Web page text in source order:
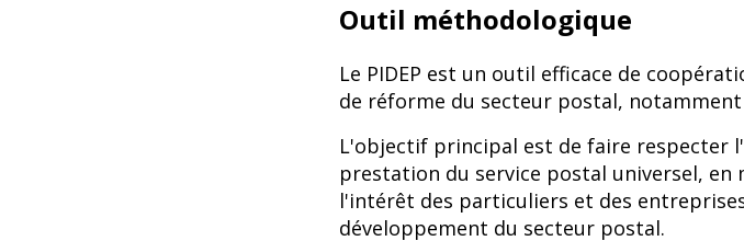
Outil méthodologique
Le PIDEP est un outil efficace de
de réforme du secteur postal,
L'objectif principal est de faire respecter
prestation du service postal universel,
l'intérêt des particuliers et des
développement du secteur postal.